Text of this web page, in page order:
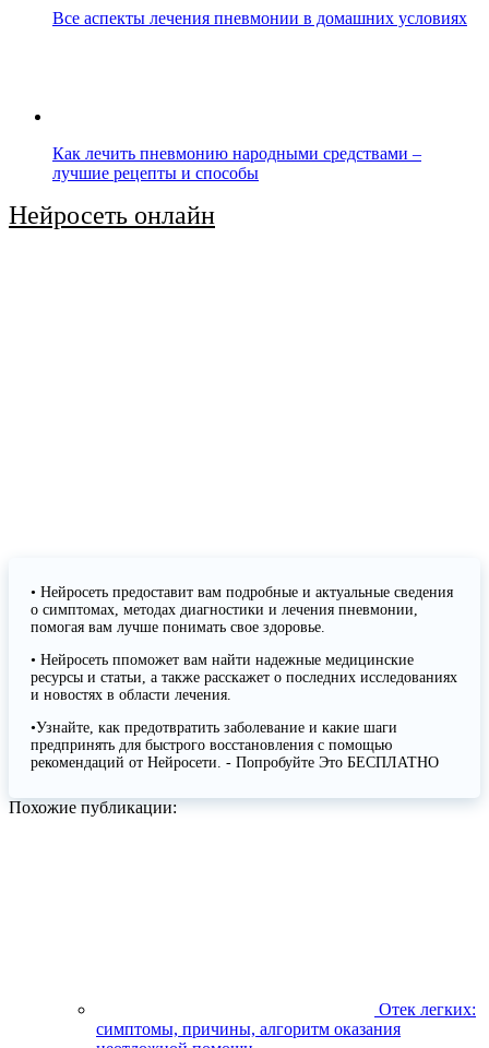
Все аспекты лечения пневмонии в домашних условиях
Как лечить пневмонию народными средствами –
лучшие рецепты и способы
Нейросеть онлайн
• Нейросеть предоставит вам подробные и актуальные сведения
о симптомах, методах диагностики и лечения пневмонии,
помогая вам лучше понимать свое здоровье.
• Нейросеть ппоможет вам найти надежные медицинские
ресурсы и статьи, а также расскажет о последних исследованиях
и новостях в области лечения.
•Узнайте, как предотвратить заболевание и какие шаги
предпринять для быстрого восстановления с помощью
рекомендаций от Нейросети. - Попробуйте Это БЕСПЛАТНО
Похожие публикации:
Отек легких:
симптомы, причины, алгоритм оказания